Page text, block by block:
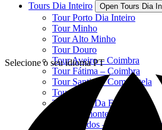
Tours Dia Inteiro
Open Tours Dia
Tour Porto Dia Inteiro
Tour Minho
Tour Alto Minho
Tour Douro
Tour Aveiro – Coimbra
Tour Fátima – Coimbra
Tour Santiago Compostela
Tour Geres
Tour Serra Da Estrela
Tour Belmonte – Viseu
Tour Óbidos – Batalha –
Selecione o seu idioma PT